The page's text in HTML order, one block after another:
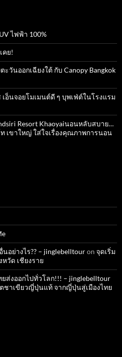
ไฟฟ้า 100%
คย!
ะวันออกเฉียงใต้ กับ Canopy Bangkok
อ็นจอยโมเมนต์ดี ๆ บุพเฟ่ต์ในโรงแรม
Resort​ Khaoyaiนอนหลับสบาย…
เขาใหญ่ ใส่ใจเรื่องคุณภาพการนอน
อย่างไร?? – jinglebelltouron จุดเริ่ม
วัด เชียงราย
ส่งออกไปทั่วโลก!!! – jinglebelltour
ชาเขียวญี่ปุ่นแท้ จากญี่ปุ่นสู่เมืองไทย